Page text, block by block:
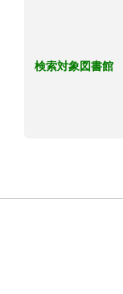
検索対象図書館